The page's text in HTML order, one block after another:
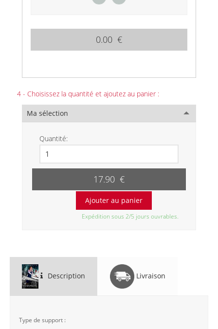
0.00 €
4 - Choisissez la quantité et ajoutez au panier :
Ma sélection
Quantité:
17.90 €
Expédition sous 2/5 jours ouvrables.
Description Livraison
Type de support :